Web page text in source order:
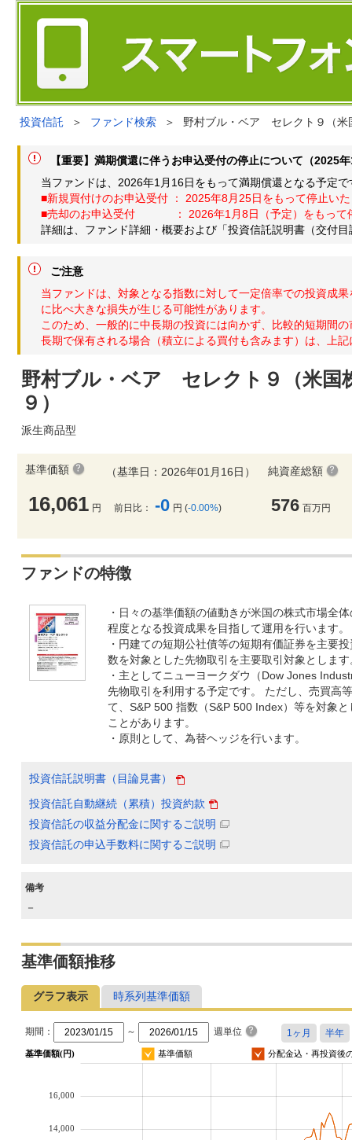
投資信託 ＞ ファンド検索 ＞ 野村ブル・ベア セレクト９（米
【重要】満期償還に伴うお申込受付の停止について（2025
当ファンドは、2026年1月16日をもって満期償還となる予定
■新規買付けのお申込受付 ： 2025年8月25日をもって停止い
■売却のお申込受付 ： 2026年1月8日（予定）をもって
詳細は、ファンド詳細・概要および「投資信託説明書（交付
ご注意
当ファンドは、対象となる指数に対して一定倍率での投資成
に比べ大きな損失が生じる可能性があります。
このため、一般的に中長期の投資には向かず、比較的短期間
長期で保有される場合（積立による買付も含みます）は、上
野村ブル・ベア セレクト９（米国
９）
派生商品型
基準価額
16,061 円
（基準日：2026年01月16日）
前日比： -0 円 (-0.00%)
純資産総額
576 百万円
ファンドの特徴
・日々の基準価額の値動きが米国の株式市場全
程度となる投資成果を目指して運用を行います。
・円建ての短期公社債等の短期有価証券を主要
数を対象とした先物取引を主要取引対象とします
・主としてニューヨークダウ（Dow Jones
先物取引を利用する予定です。 ただし、売買高
て、S&P 500 指数（S&P 500 Index）等を対象
ことがあります。
・原則として、為替ヘッジを行います。
投資信託説明書（目論見書）
投資信託自動継続（累積）投資約款
投資信託の収益分配金に関するご説明
投資信託の申込手数料に関するご説明
備考
－
基準価額推移
グラフ表示 時系列基準価額
期間： ～ 週単位
基準価額(円) 基準価額 分配金込・再投資後
14,000
16,000